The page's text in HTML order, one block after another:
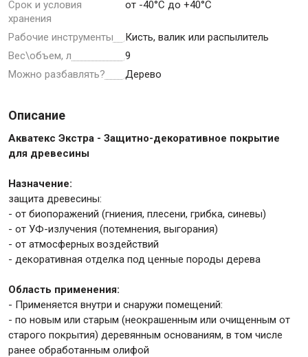
Срок и условия
хранения
от -40°С до +40°С
Рабочие инструменты
Кисть, валик или распылитель
Вес\объем, л
9
Можно разбавлять?
Дерево
Описание
Акватекс Экстра - Защитно-декоративное покрытие
для древесины
Назначение:
защита древесины:
- от биопоражений (гниения, плесени, грибка, синевы)
- от УФ-излучения (потемнения, выгорания)
- от атмосферных воздействий
- декоративная отделка под ценные породы дерева
Область применения:
- Применяется внутри и снаружи помещений:
- по новым или старым (неокрашенным или очищенным от
старого покрытия) деревянным основаниям, в том числе
ранее обработанным олифой
Крепежи
Анкеры
Монтажные ленты
Канаты, шнуры
Всё для дома и сада
Товары для бани и сауны
Оборудование для клининга и уборки